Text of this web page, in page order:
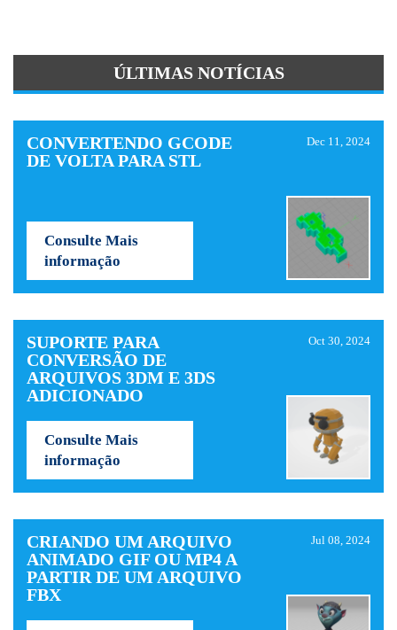
ÚLTIMAS NOTÍCIAS
CONVERTENDO GCODE
DE VOLTA PARA STL
Dec 11, 2024
Consulte Mais
informação
SUPORTE PARA
CONVERSÃO DE
ARQUIVOS 3DM E 3DS
ADICIONADO
Oct 30, 2024
Consulte Mais
informação
CRIANDO UM ARQUIVO
ANIMADO GIF OU MP4 A
PARTIR DE UM ARQUIVO
FBX
Jul 08, 2024